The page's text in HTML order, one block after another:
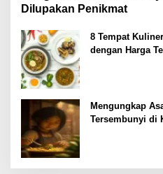
Dilupakan Penikmat
8 Tempat
dengan Harga
Mengungkap
Tersembunyi di